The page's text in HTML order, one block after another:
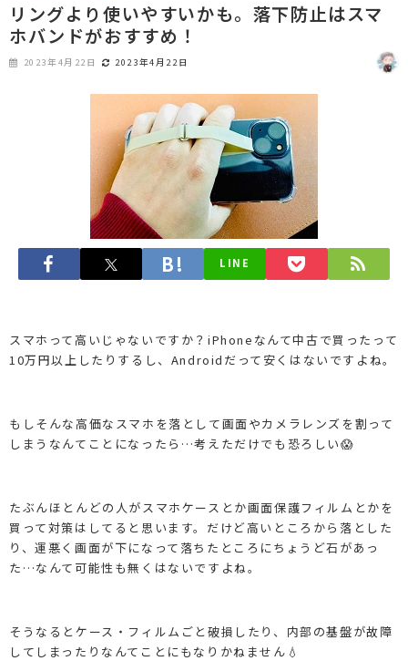
リングより使いやすいかも。落下防止はスマ
ホバンドがおすすめ！
2023年4月22日 2023年4月22日
LINE
スマホって高いじゃないですか？iPhoneなんて中古で買ったって
10万円以上したりするし、Androidだって安くはないですよね。
もしそんな高価なスマホを落として画面やカメラレンズを割って
しまうなんてことになったら…考えただけでも恐ろしい😱
たぶんほとんどの人がスマホケースとか画面保護フィルムとかを
買って対策はしてると思います。だけど高いところから落とした
り、運悪く画面が下になって落ちたところにちょうど石があっ
た…なんて可能性も無くはないですよね。
そうなるとケース・フィルムごと破損したり、内部の基盤が故障
してしまったりなんてことにもなりかねません💧